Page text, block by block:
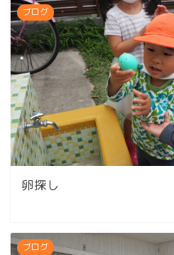
ブログ
卵探し
ブログ